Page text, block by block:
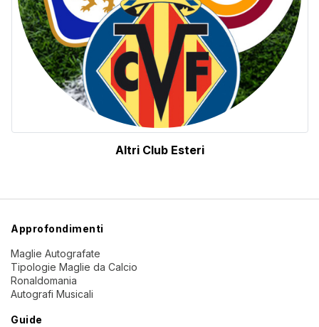
Altri Club Esteri
Approfondimenti
Maglie Autografate
Tipologie Maglie da Calcio
Ronaldomania
Autografi Musicali
Guide